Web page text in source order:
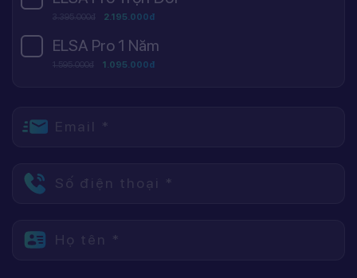
3.395.000đ 2.195.000đ
ELSA Pro 1 Năm
1.595.000đ 1.095.000đ
Email *
Số điện thoại *
Họ tên *